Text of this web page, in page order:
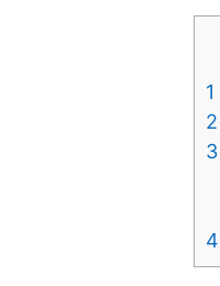
1
2
3
4